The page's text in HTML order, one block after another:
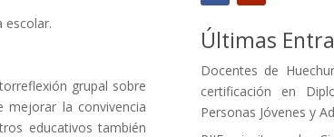
escolar.
grupal sobre
mejorar la convivencia
educativos también
Últimas
Docentes de
certificación en
Personas Jóvenes y